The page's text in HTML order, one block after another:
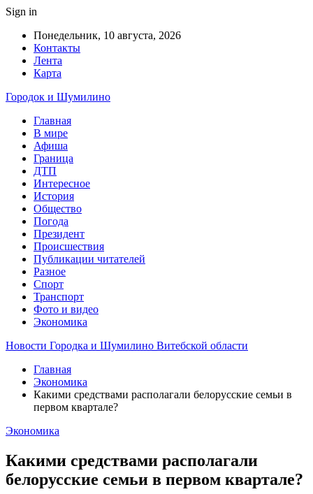
Sign in
Понедельник, 10 августа, 2026
Контакты
Лента
Карта
Городок и Шумилино
Главная
В мире
Афиша
Граница
ДТП
Интересное
История
Общество
Погода
Президент
Происшествия
Публикации читателей
Разное
Спорт
Транспорт
Фото и видео
Экономика
Новости Городка и Шумилино Витебской области
Главная
Экономика
Какими средствами располагали белорусские семьи в
первом квартале?
Экономика
Какими средствами располагали
белорусские семьи в первом квартале?